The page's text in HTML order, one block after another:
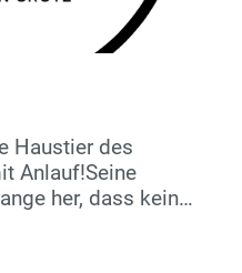
Haustier des
Anlauf!Seine
her, dass kein
Noch wissen wir